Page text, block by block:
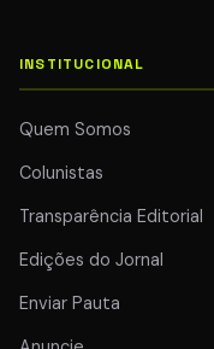
INSTITUCIONAL
Quem Somos
Colunistas
Transparência Editorial
Edições do Jornal
Enviar Pauta